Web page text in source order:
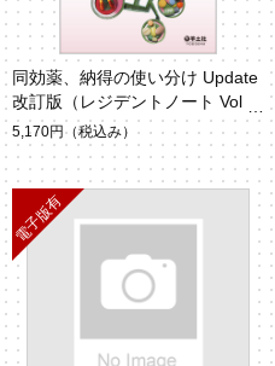
同効薬、納得の使い分け Update
改訂版（レジデントノート Vol.2
7 No.2）
5,170円 （税込み）